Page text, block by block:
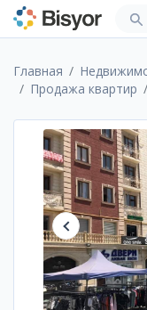
Главная
Продажа квартир